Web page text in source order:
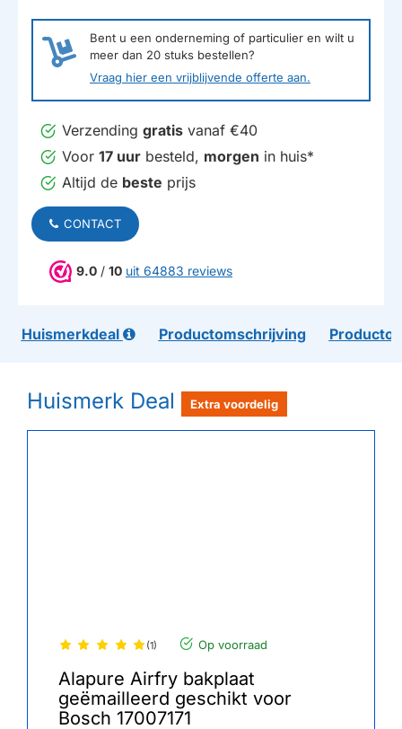
Bent u een onderneming of particulier en wilt u
meer dan 20 stuks bestellen?
Vraag hier een vrijblijvende offerte aan.
Verzending gratis vanaf €40
Voor 17 uur besteld, morgen in huis*
Altijd de beste prijs
CONTACT
9.0 / 10 uit 64883 reviews
Huismerkdeal Productomschrijving
Huismerk Deal Extra voordelig
(1) Op voorraad
Alapure Airfry bakplaat
geëmailleerd geschikt voor
Bosch 17007171